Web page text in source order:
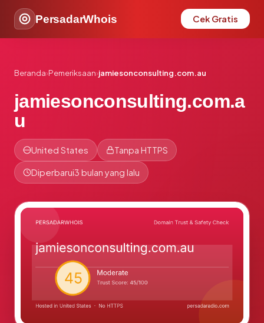
PersadarWhois Cek Gratis
Beranda›Pemeriksaan›jamiesonconsulting.com.au
jamiesonconsulting.com.a
u
United States Tanpa HTTPS
Diperbarui3 bulan yang lalu